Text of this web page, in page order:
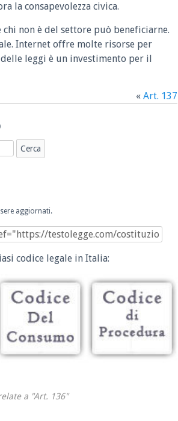
la consapevolezza civica.
non è del settore può beneficiarne.
Internet offre molte risorse per
leggi è un investimento per il
« Art. 137
aggiornati.
codice legale in Italia:
a "Art. 136"